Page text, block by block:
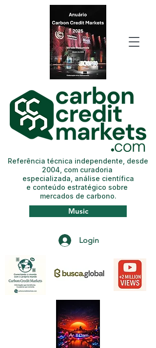
Login
Music
Referência técnica independente, desde
2004, com curadoria
especializada, análise científica
e conteúdo estratégico sobre
mercados de carbono.